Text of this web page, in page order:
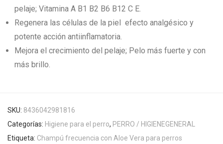
pelaje; Vitamina A B1 B2 B6 B12 C E.
Regenera las células de la piel efecto analgésico y
potente acción antiinflamatoria.
Mejora el crecimiento del pelaje; Pelo más fuerte y con
más brillo.
SKU: 8436042981816
Categorías: Higiene para el perro, PERRO / HIGIENEGENERAL
Etiqueta: Champú frecuencia con Aloe Vera para perros